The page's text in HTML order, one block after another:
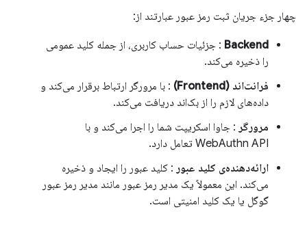
چهار جزء جریان ثبت رمز عبور عبارتند از:
Backend : جزئیات حساب کاربری، از جمله کلید عمومی
را ذخیره می‌کند.
فرانت‌اند (Frontend)
: با مرورگر ارتباط برقرار می‌کند و
داده‌های لازم را از بک‌اند دریافت می‌کند.
مرورگر : جاوا اسکریپت شما را اجرا می‌کند و با
WebAuthn API تعامل دارد.
ارائه‌دهنده‌ی کلید عبور : کلید عبور را ایجاد و ذخیره
می‌کند. این معمولاً یک مدیر رمز عبور مانند مدیر رمز عبور
گوگل یا یک کلید امنیتی است.